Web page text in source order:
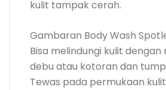
kulit tampak cerah.
Gambaran Body Wash
Bisa melindungi kulit
debu atau kotoran dan
Tewas pada permukaan